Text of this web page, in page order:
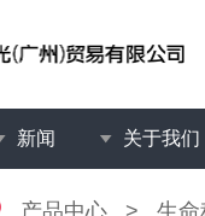
新闻 关于我们
产品中心 > 生命